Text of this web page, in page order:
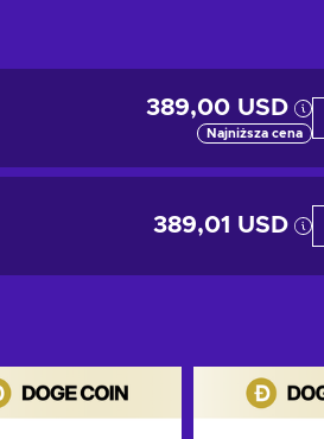
389,00 USD
Najniższa cena
389,01 USD